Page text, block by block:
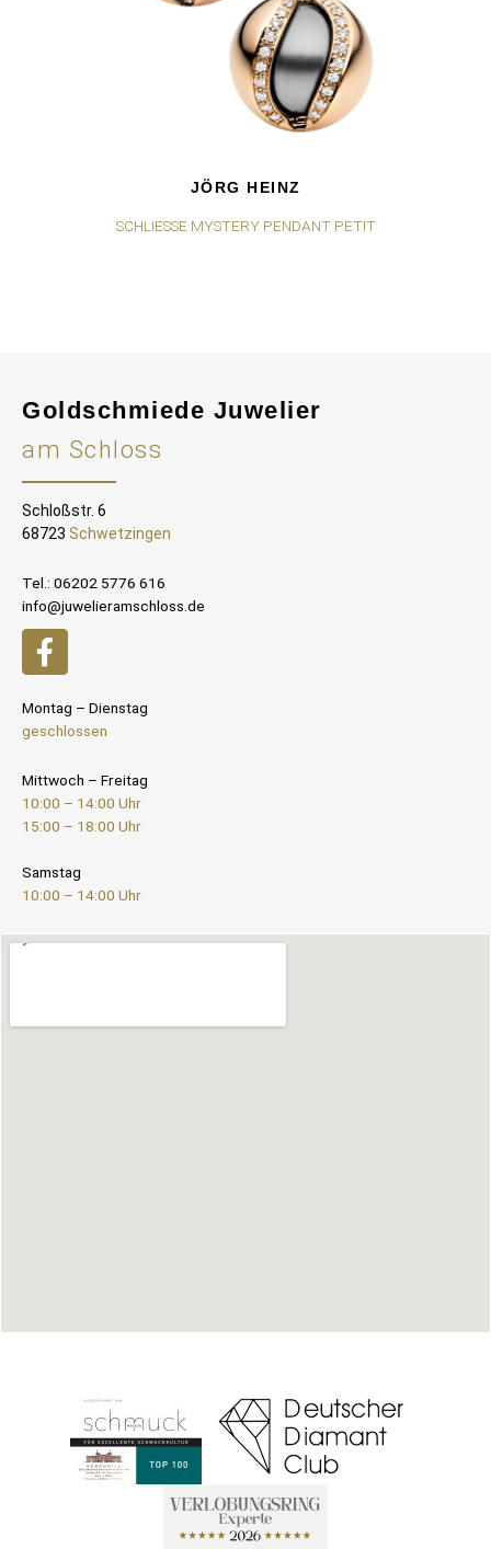
JÖRG HEINZ
SCHLIESSE MYSTERY PENDANT PETIT
Goldschmiede Juwelier
am Schloss
Schloßstr. 6
68723 Schwetzingen
Tel.: 06202 5776 616
info@juwelieramschloss.de
Montag – Dienstag
geschlossen
Mittwoch – Freitag
10:00 – 14:00 Uhr
15:00 – 18:00 Uhr
Samstag
10:00 – 14:00 Uhr